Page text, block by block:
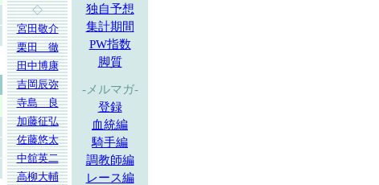
◇
宮田敬介
栗田 徹
田中博康
吉岡辰弥
寺島 良
加藤征弘
佐藤悠太
中舘英二
高柳大輔
独自予想
集計期間
PW指数
脚質
-メルマガ-
登録
血統編
騎手編
調教師編
レース編